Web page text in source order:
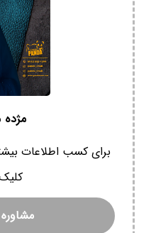
برای کسب اطلاعات